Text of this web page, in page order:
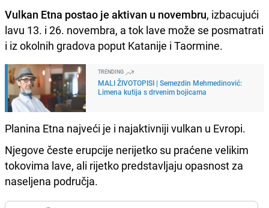
Vulkan Etna postao je aktivan u novembru, izbacujući
lavu 13. i 26. novembra, a tok lave može se posmatrati
i iz okolnih gradova poput Katanije i Taormine.
TRENDING
MALI ŽIVOTOPISI | Semezdin Mehmedinović:
Limena kutija s drvenim bojicama
Planina Etna najveći je i najaktivniji vulkan u Evropi.
Njegove česte erupcije nerijetko su praćene velikim
tokovima lave, ali rijetko predstavljaju opasnost za
naseljena područja.